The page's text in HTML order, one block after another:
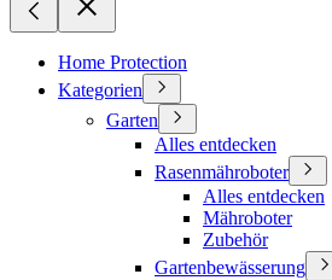
Home Protection
Kategorien
Garten
Alles entdecken
Rasenmähroboter
Alles entdecken
Mähroboter
Zubehör
Gartenbewässerung